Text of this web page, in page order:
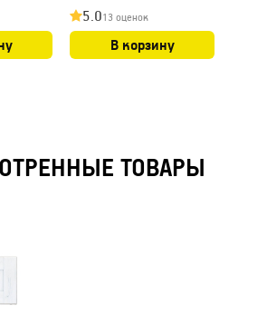
5.013 оценок
В корзину
ТОВАРЫ